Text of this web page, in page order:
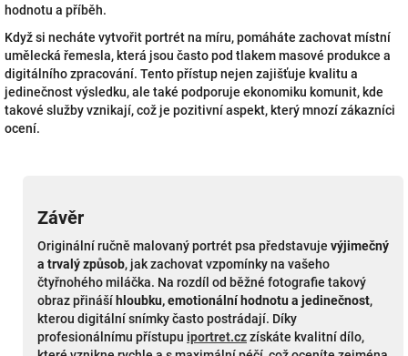
hodnotu a příběh.
Když si necháte vytvořit portrét na míru, pomáháte zachovat místní
umělecká řemesla, která jsou často pod tlakem masové produkce a
digitálního zpracování. Tento přístup nejen zajišťuje kvalitu a
jedinečnost výsledku, ale také podporuje ekonomiku komunit, kde
takové služby vznikají, což je pozitivní aspekt, který mnozí zákazníci
ocení.
Závěr
Originální ručně malovaný portrét psa představuje výjimečný
a trvalý způsob, jak zachovat vzpomínky na vašeho
čtyřnohého miláčka. Na rozdíl od běžné fotografie takový
obraz přináší hloubku, emotionální hodnotu a jedinečnost,
kterou digitální snímky často postrádají. Díky
profesionálnímu přístupu iportret.czzískáte kvalitní dílo,